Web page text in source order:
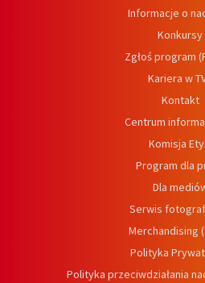
Informacje o
Konkursy
Zgłoś program
Kariera w
Kontakt
Centrum
Komisja
Program dla
Dla
Serwis
Merchandising
Polityka
Polityka przeciwdziałania